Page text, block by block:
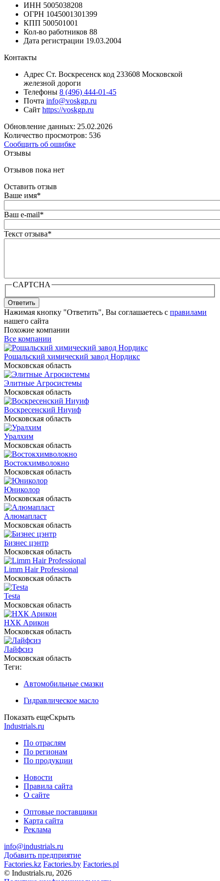
ИНН 5005038208
ОГРН 1045001301399
КПП 500501001
Кол-во работников 88
Дата регистрации 19.03.2004
Контакты
Адрес Ст. Воскресенск код 233608 Московской
железной дороги
Телефоны 8 (496) 444-01-45
Почта info@voskgp.ru
Сайт https://voskgp.ru
Обновление данных: 25.02.2026
Количество просмотров: 536
Сообщить об ошибке
Отзывы
Отзывов пока нет
Оставить отзыв
Ваше имя*
Ваш e-mail*
Текст отзыва*
CAPTCHA
Ответить
Нажимая кнопку "Ответить", Вы соглашаетесь с правилами
нашего сайта
Похожие компании
Все компании
Рошальский химический завод Нордикс
Московская область
Элитные Агросистемы
Московская область
Воскресенский Ниуиф
Московская область
Уралхим
Московская область
Востокхимволокно
Московская область
Юниколор
Московская область
Алюмапласт
Московская область
Бизнес цэнтр
Московская область
Limm Hair Professional
Московская область
Testa
Московская область
НХК Арикон
Московская область
Лайфсиз
Московская область
Теги:
Автомобильные смазки
Гидравлическое масло
Показать ещеСкрыть
Industrials.ru
По отраслям
По регионам
По продукции
Новости
Правила сайта
О сайте
Оптовые поставщики
Карта сайта
Реклама
info@industrials.ru
Добавить предприятие
Factories.kz Factories.by Factories.pl
© Industrials.ru, 2026